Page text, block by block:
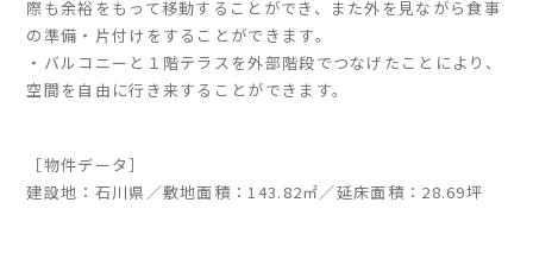
家づくりの流れ
よくあるご質問
暮らしの器
際も余裕をもって移動することができ、また外を見ながら食事
の準備・片付けをすることができます。
・バルコニーと１階テラスを外部階段でつなげたことにより、
空間を自由に行き来することができます。
［物件データ］
建設地：石川県／敷地面積：143.82㎡／延床面積：28.69坪